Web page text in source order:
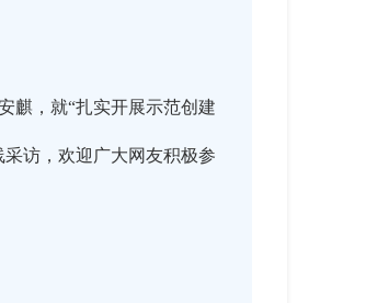
麒，就“扎实开展示范创建
访，欢迎广大网友积极参